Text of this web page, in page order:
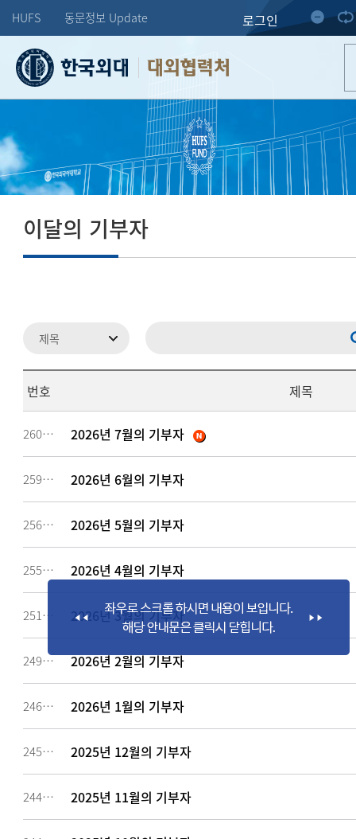
HUFS 동문정보 Update 로그인
대외협력처
이달의 기부자
번호 제목
260637 2026년 7월의 기부자
259186 2026년 6월의 기부자
256883 2026년 5월의 기부자
255327 2026년 4월의 기부자
251653 2026년 3월의 기부자
249094 2026년 2월의 기부자
246784 2026년 1월의 기부자
245319 2025년 12월의 기부자
244477 2025년 11월의 기부자